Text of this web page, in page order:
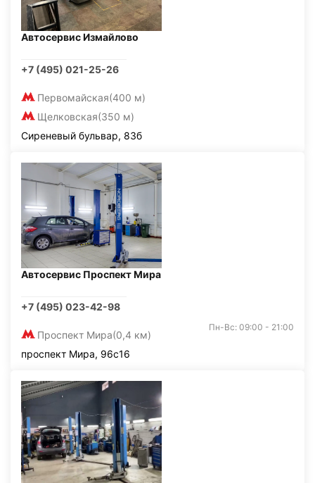
Автосервис Измайлово
+7 (495) 021-25-26
Первомайская(400 м)
Щелковская(350 м)
Сиреневый бульвар, 83б
Автосервис Проспект Мира
+7 (495) 023-42-98
Проспект Мира(0,4 км)
Пн-Вс: 09:00 - 21:00
проспект Мира, 96с16